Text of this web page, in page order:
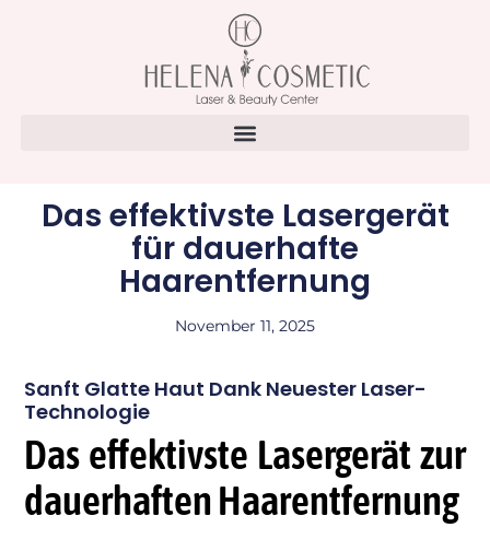
Das effektivste Lasergerät
für dauerhafte
Haarentfernung
November 11, 2025
Sanft Glatte Haut Dank Neuester Laser-
Technologie
Das effektivste Lasergerät zur
dauerhaften Haarentfernung